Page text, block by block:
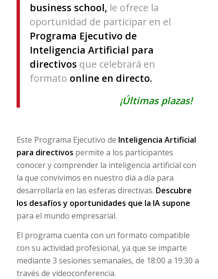
business school, le ofrece la
oportunidad de participar en el
Programa Ejecutivo de
Inteligencia Artificial para
directivos que celebrará en
formato online en directo.
¡Últimas plazas!
Este Programa Ejecutivo de Inteligencia Artificial
para directivos permite a los participantes
conocer y comprender la inteligencia artificial con
la que convivimos en nuestro día a día para
desarrollarla en las esferas directivas. Descubre
los desafíos y oportunidades que la IA supone
para el mundo empresarial.
El programa cuenta con un formato compatible
con su actividad profesional, ya que se imparte
mediante 3 sesiones semanales, de 18:00 a 19:30 a
través de videoconferencia.